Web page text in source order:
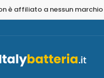
è affiliato a nessun